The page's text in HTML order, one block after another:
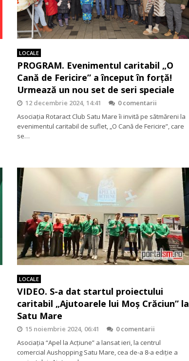
LOCALE
PROGRAM. Evenimentul caritabil „O
Cană de Fericire” a început în forță!
Urmează un nou set de seri speciale
12 decembrie 2024, 14:41
0 comentarii
Asociația Rotaract Club Satu Mare îi invită pe sătmăreni la
evenimentul caritabil de suflet, „O Cană de Fericire”, care
se…
LOCALE
VIDEO. S-a dat startul proiectului
caritabil „Ajutoarele lui Moș Crăciun” la
Satu Mare
15 noiembrie 2024, 06:41
0 comentarii
Asociația “Apel la Acțiune” a lansat ieri, la centrul
comercial Aushopping Satu Mare, cea de-a 8-a ediție a